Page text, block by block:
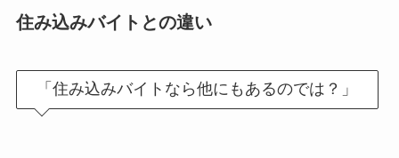
住み込みバイトとの違い
「住み込みバイトなら他にもあるのでは？」